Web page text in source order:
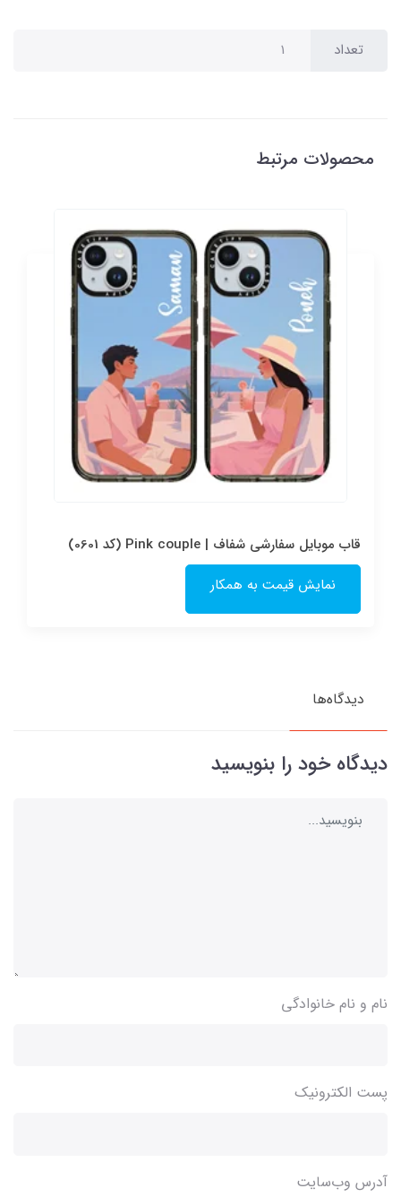
تعداد
محصولات مرتبط
قاب موبایل سفارشی شفاف | Pink couple (کد 0601)
نمایش قیمت به همکار
دیدگاه‌ها
دیدگاه خود را بنویسید
نام و نام خانوادگی
پست الکترونیک
آدرس وب‌سایت